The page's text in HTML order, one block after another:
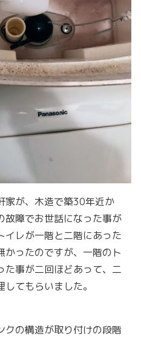
家が、木造で築30年近か
故障でお世話になった事が
イレが一階と二階にあった
かったのですが、一階のト
た事が二回ほどあって、二
てもらいました。
クの構造が取り付けの段階